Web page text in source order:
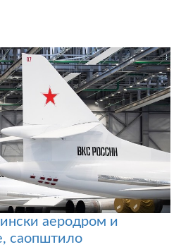
аеродром и
саопштило